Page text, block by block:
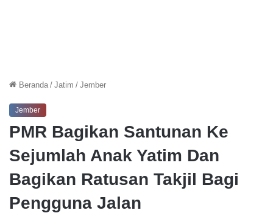
Beranda / Jatim / Jember
Jember
PMR Bagikan Santunan Ke
Sejumlah Anak Yatim Dan
Bagikan Ratusan Takjil Bagi
Pengguna Jalan